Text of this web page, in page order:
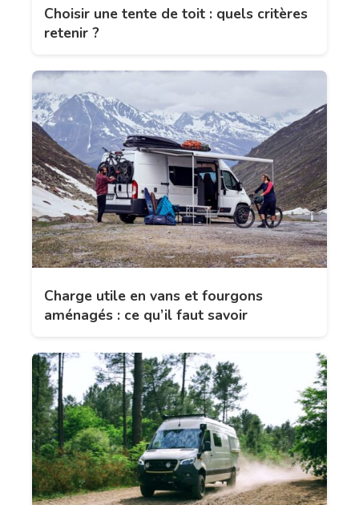
Choisir une tente de toit : quels critères
retenir ?
Charge utile en vans et fourgons
aménagés : ce qu’il faut savoir